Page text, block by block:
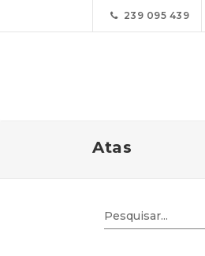
239 095 439
Atas